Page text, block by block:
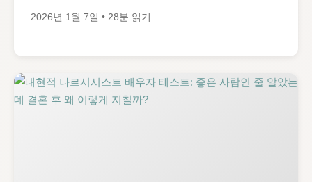
2026년 1월 7일 • 28분 읽기